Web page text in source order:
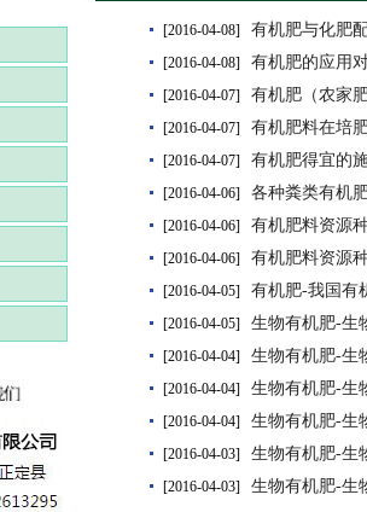
[2016-04-08] 有机肥与化肥
[2016-04-08] 有机肥的应用
[2016-04-07] 有机肥（农家
[2016-04-07] 有机肥料在培
[2016-04-07] 有机肥得宜的
[2016-04-06] 各种粪类有机
[2016-04-06] 有机肥料资源
[2016-04-06] 有机肥料资源
[2016-04-05] 有机肥-我国有
[2016-04-05] 生物有机肥-生
[2016-04-04] 生物有机肥-生
[2016-04-04] 生物有机肥-生
[2016-04-04] 生物有机肥-生
[2016-04-03] 生物有机肥-生
[2016-04-03] 生物有机肥-生